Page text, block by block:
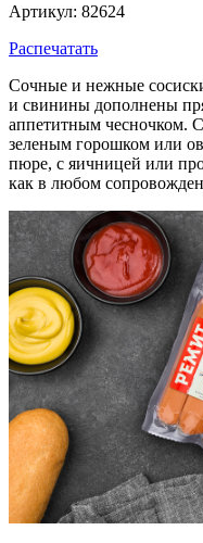
Артикул: 82624
Распечатать
Сочные и нежные
и свинины дополнены
аппетитным чесночком.
зеленым горошком или
пюре, с яичницей или
как в любом